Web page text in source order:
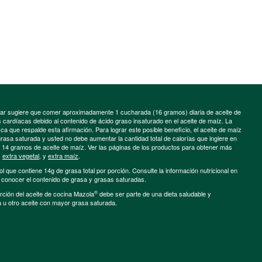
sugiere que comer aproximadamente 1 cucharada (16 gramos) diaria de aceite de
debido al contenido de ácido graso insaturado en el aceite de maíz. La
que respalde esta afirmación. Para lograr este posible beneficio, el aceite de maíz
saturada y usted no debe aumentar la cantidad total de calorías que ingiere en
gramos de aceite de maíz. Ver las páginas de los productos para obtener más
extra vegetal, y extra maíz.
que contiene 14g de grasa total por porción. Consulte la información nutricional en
el contenido de grasa y grasas saturadas.
del aceite de cocina Mazola® debe ser parte de una dieta saludable y
otro aceite con mayor grasa saturada.